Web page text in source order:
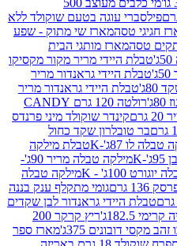
3D גו'מי כלבים מעוצב 500
בטעם שוקולד ללא
מארז שי מתוק - שפע
מותגי הבית
מריר מקור מקסיקו
גראנדור מריר
היידי גראנדור מריר
רולטה 120 גרם CANDY
שוקולד מיני פרנדס
שקד כחול
טבלת מילקה
מילקה טבלה מריר 90ג'-
מילקה טבלה
גומי מתקלף ענק בננה
גראנדור לבן שקדים
ריץ קרקר 200
375ג'
מארז ספר